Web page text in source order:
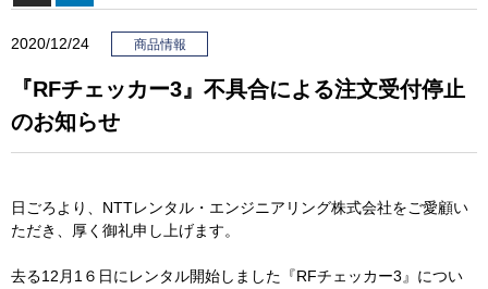
2020/12/24 商品情報
『RFチェッカー3』不具合による注文受付停止
のお知らせ
日ごろより、NTTレンタル・エンジニアリング株式会社をご愛顧い
ただき、厚く御礼申し上げます。
去る12月1６日にレンタル開始しました『RFチェッカー3』につい